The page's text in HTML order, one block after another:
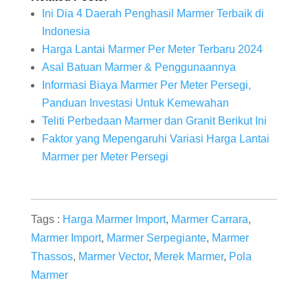
Ini Dia 4 Daerah Penghasil Marmer Terbaik di
Indonesia
Harga Lantai Marmer Per Meter Terbaru 2024
Asal Batuan Marmer & Penggunaannya
Informasi Biaya Marmer Per Meter Persegi,
Panduan Investasi Untuk Kemewahan
Teliti Perbedaan Marmer dan Granit Berikut Ini
Faktor yang Mepengaruhi Variasi Harga Lantai
Marmer per Meter Persegi
Tags : Harga Marmer Import, Marmer Carrara,
Marmer Import, Marmer Serpegiante, Marmer
Thassos, Marmer Vector, Merek Marmer, Pola
Marmer